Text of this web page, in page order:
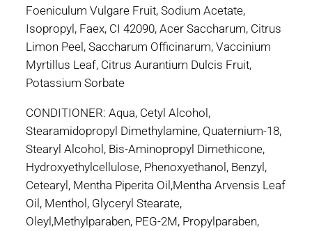
Foeniculum Vulgare Fruit, Sodium Acetate,
Isopropyl, Faex, CI 42090, Acer Saccharum, Citrus
Limon Peel, Saccharum Officinarum, Vaccinium
Myrtillus Leaf, Citrus Aurantium Dulcis Fruit,
Potassium Sorbate
CONDITIONER: Aqua, Cetyl Alcohol,
Stearamidopropyl Dimethylamine, Quaternium-18,
Stearyl Alcohol, Bis-Aminopropyl Dimethicone,
Hydroxyethylcellulose, Phenoxyethanol, Benzyl,
Cetearyl, Mentha Piperita Oil,Mentha Arvensis Leaf
Oil, Menthol, Glyceryl Stearate,
Oleyl,Methylparaben, PEG-2M, Propylparaben,